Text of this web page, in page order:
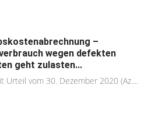
–
wegen defekten
geht zulasten...
Urteil vom 30. Dezember 2020 (Az....